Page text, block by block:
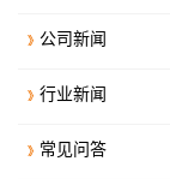
公司新闻
行业新闻
常见问答